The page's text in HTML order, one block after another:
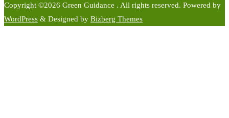
Copyright ©2026 Green Guidance . All rights reserved. Powered by
WordPress & Designed by Bizberg Themes